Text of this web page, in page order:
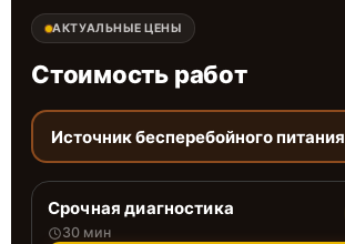
АКТУАЛЬНЫЕ ЦЕНЫ
Стоимость работ
Источник бесперебойного питания
Срочная диагностика
30 мин